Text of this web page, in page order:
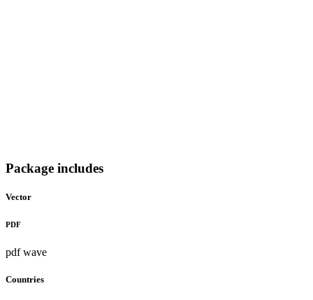
Package includes
Vector
PDF
pdf wave
Countries